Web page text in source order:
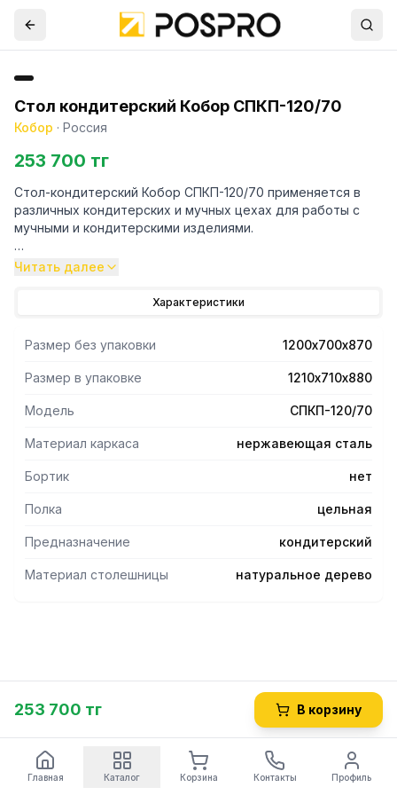
Стол кондитерский Кобор СПКП-120/70
Кобор · Россия
253 700 тг
Стол-кондитерский Кобор СПКП-120/70 применяется в
различных кондитерских и мучных цехах для работы с
мучными и кондитерскими изделиями.
- Стол-кондитерский состоит из буковой столешницы
высококачественной нержавеющей квадратной трубы
избежать наклона рабочей поверхности стола.
- Стол предназначен для размещения в помещении и
обеспечивает подход к столу с любой стороны.
Читать далее
Характеристики
Размер без упаковки 1200х700х870
Размер в упаковке 1210х710х880
Модель СПКП-120/70
Материал каркаса нержавеющая сталь
Бортик нет
Полка цельная
Предназначение кондитерский
Материал столешницы натуральное дерево
253 700 тг В корзину
Главная Каталог Корзина Контакты Профиль